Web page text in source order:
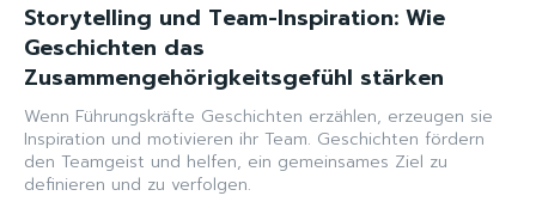
Storytelling und Team-Inspiration: Wie
Geschichten das
Zusammengehörigkeitsgefühl stärken
Wenn Führungskräfte Geschichten erzählen, erzeugen sie
Inspiration und motivieren ihr Team. Geschichten fördern
den Teamgeist und helfen, ein gemeinsames Ziel zu
definieren und zu verfolgen.